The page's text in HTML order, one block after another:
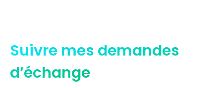
Suivre mes demandes
d’échange